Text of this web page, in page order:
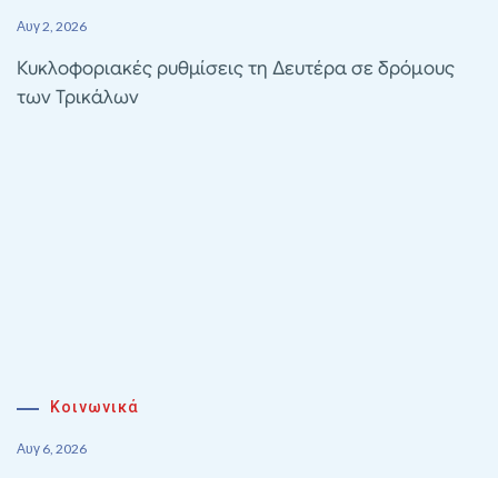
Αυγ 2, 2026
Κυκλοφοριακές ρυθμίσεις τη Δευτέρα σε δρόμους
των Τρικάλων
Κοινωνικά
Αυγ 6, 2026